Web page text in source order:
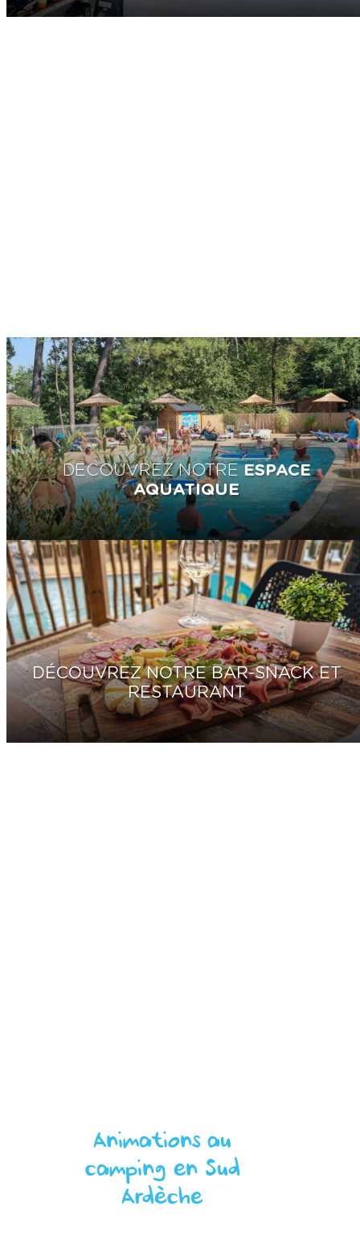
DECOUVREZ NOTREESPACE
AQUATIQUE
DÉCOUVREZ NOTRE BAR-SNACK ET
RESTAURANT
Animations au
camping en Sud
Ardèche